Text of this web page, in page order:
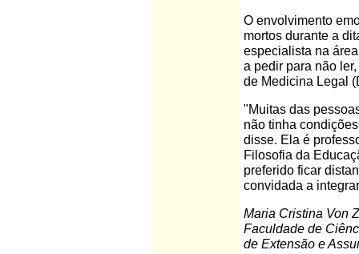
O envolvimento
mortos durante a
especialista na
a pedir para não
de Medicina Legal
"Muitas das
não tinha
disse. Ela é
Filosofia da
preferido ficar
convidada a
Maria Cristina Von
Faculdade de
de Extensão e